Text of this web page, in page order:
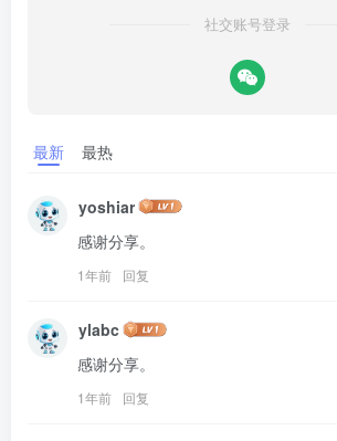
社交账号登录
最新 最热
yoshiar
感谢分享。
1年前 回复
ylabc
感谢分享。
1年前 回复